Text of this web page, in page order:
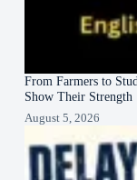
From Farmers to
Show Their Strength
August 5, 2026